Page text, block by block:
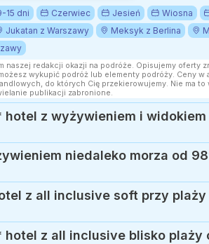
15 dni Czerwiec Jesień Wiosna
Jukatan z Warszawy Meksyk z Berlina
naszej redakcji okazji na podróże. Opisujemy oferty
wykupić podróż lub elementy podróży. Ceny w
do których Cię przekierowujemy. Nie ma to
publikacji zabronione.
niedaleko morza od
z all inclusive soft przy plaży
z all inclusive blisko plaży